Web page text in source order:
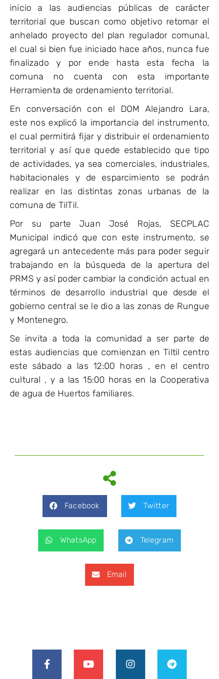
inicio a las audiencias públicas de carácter
territorial que buscan como objetivo retomar el
anhelado proyecto del plan regulador comunal,
el cual si bien fue iniciado hace años, nunca fue
finalizado y por ende hasta esta fecha la
comuna no cuenta con esta importante
Herramienta de ordenamiento territorial.
En conversación con el DOM Alejandro Lara,
este nos explicó la importancia del instrumento,
el cual permitirá fijar y distribuir el ordenamiento
territorial y así que quede establecido que tipo
de actividades, ya sea comerciales, industriales,
habitacionales y de esparcimiento se podrán
realizar en las distintas zonas urbanas de la
comuna de TilTil.
Por su parte Juan José Rojas, SECPLAC
Municipal indicó que con este instrumento, se
agregará un antecedente más para poder seguir
trabajando en la búsqueda de la apertura del
PRMS y así poder cambiar la condición actual en
términos de desarrollo industrial que desde el
gobierno central se le dio a las zonas de Rungue
y Montenegro.
Se invita a toda la comunidad a ser parte de
estas audiencias que comienzan en Tiltil centro
este sábado a las 12:00 horas , en el centro
cultural , y a las 15:00 horas en la Cooperativa
de agua de Huertos familiares.
Facebook Twitter
WhatsApp Telegram
Email